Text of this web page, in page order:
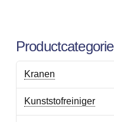
Kranen
Kunststofreiniger